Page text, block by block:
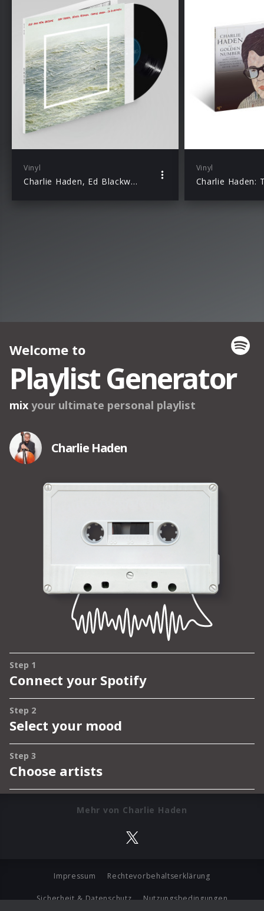
Vinyl
Charlie Haden, Ed Blackwell, Dewey Redman: Old And New Dreams (Luminessence Serie)
Vinyl
Mehr von Charlie Haden
Impressum Rechtevorbehaltserklärung
Sicherheit & Datenschutz Nutzungsbedingungen